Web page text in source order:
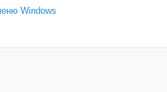
Windows